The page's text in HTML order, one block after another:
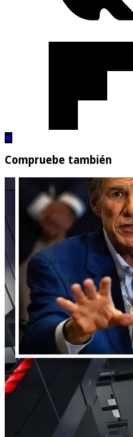
Compruebe también